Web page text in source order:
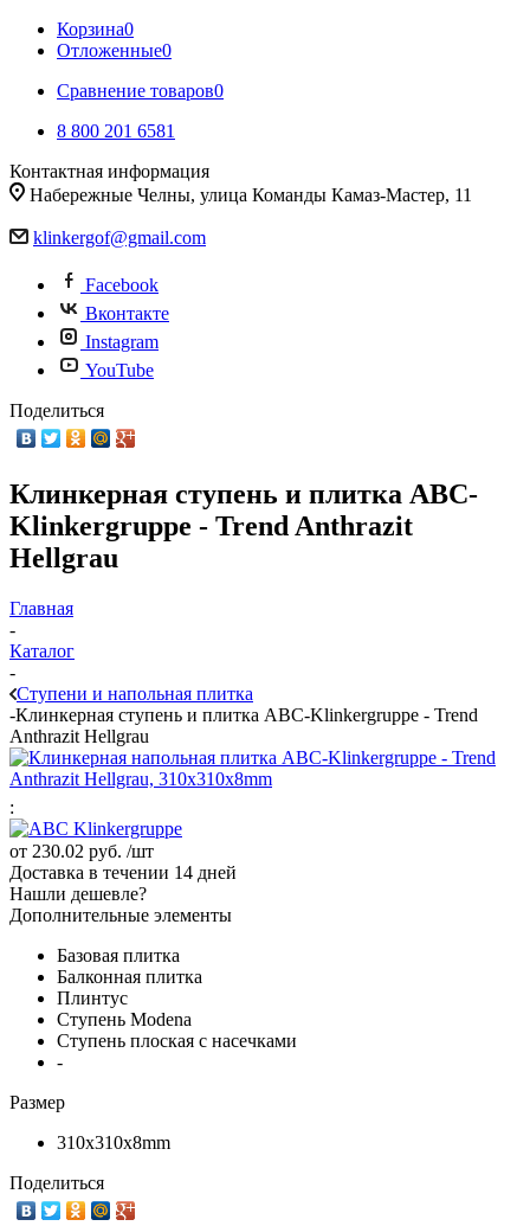
Корзина0
Отложенные0
Сравнение товаров0
8 800 201 6581
Контактная информация
Набережные Челны, улица Команды Камаз-Мастер, 11
klinkergof@gmail.com
Facebook
Вконтакте
Instagram
YouTube
Поделиться
Клинкерная ступень и плитка ABC-
Klinkergruppe - Trend Anthrazit
Hellgrau
Главная
-
Каталог
-
Ступени и напольная плитка
-Клинкерная ступень и плитка ABC-Klinkergruppe - Trend
Anthrazit Hellgrau
:
от 230.02 руб. /шт
Доставка в течении 14 дней
Нашли дешевле?
Дополнительные элементы
Базовая плитка
Балконная плитка
Плинтус
Ступень Modena
Ступень плоская с насечками
-
Размер
310х310х8mm
Поделиться